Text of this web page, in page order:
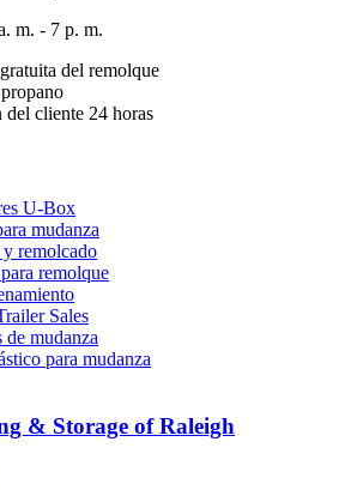
m. - 7 p. m.
del remolque
cliente 24 horas
U-Box
mudanza
remolcado
remolque
Sales
de mudanza
para mudanza
& Storage of Raleigh